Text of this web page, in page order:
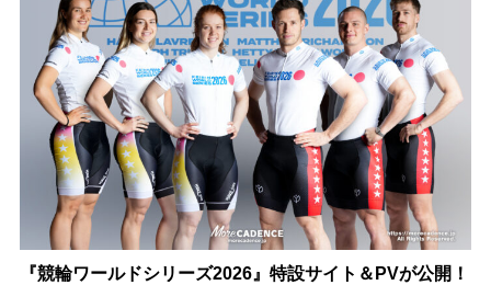
『競輪ワールドシリーズ2026』特設サイト＆PVが公開！